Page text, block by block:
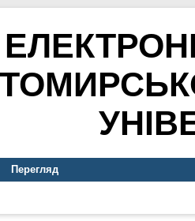
Перегляд